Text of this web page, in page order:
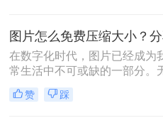
能节省存储空间又能保证照片
成为了一项重要的技能。本文
三种实用且高效的免费照片压
项。
在数字化时代，图片已经成为
常生活中不可或缺的一部分。
社交媒体的分享、网站的建设
个人的照片保存，图片的使用
赞 踩